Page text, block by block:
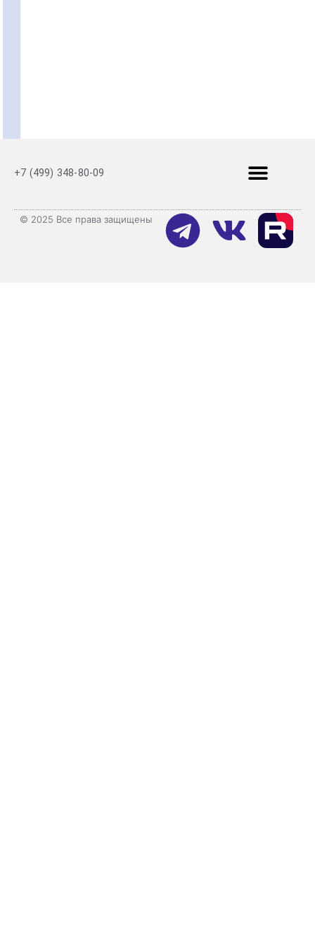
+7 (499) 348-80-09
© 2025 Все права защищены